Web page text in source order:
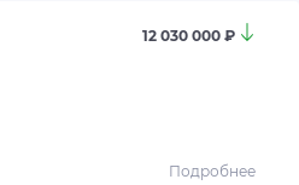
12 030 000 ₽
Подробнее